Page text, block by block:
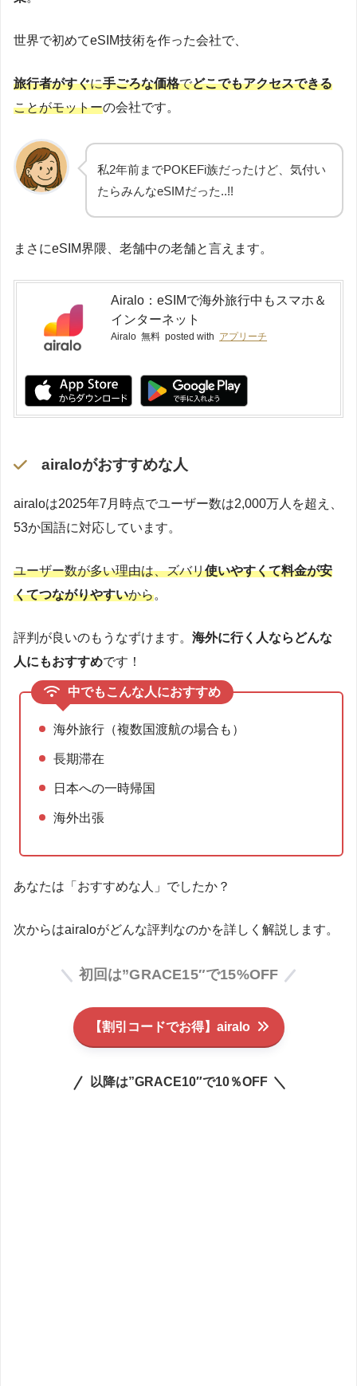
世界で初めてeSIM技術を作った会社で、
旅行者がすぐに手ごろな価格でどこでもアクセスできる
ことがモットーの会社です。
私2年前までPOKEFi族だったけど、気付い
たらみんなeSIMだった..!!
まさにeSIM界隈、老舗中の老舗と言えます。
Airalo：eSIMで海外旅行中もスマホ＆
インターネット
Airalo 無料 posted with アプリーチ
airaloがおすすめな人
airaloは2025年7月時点でユーザー数は2,000万人を超え、
53か国語に対応しています。
ユーザー数が多い理由は、ズバリ使いやすくて料金が安
くてつながりやすいから。
評判が良いのもうなずけます。 海外に行く人ならどんな
人にもおすすめです！
中でもこんな人におすすめ
海外旅行（複数国渡航の場合も）
長期滞在
日本への一時帰国
海外出張
あなたは「おすすめな人」でしたか？
次からはairaloがどんな評判なのかを詳しく解説します。
初回は”GRACE15″で15%OFF
【割引コードでお得】airalo
以降は”GRACE10″で10％OFF